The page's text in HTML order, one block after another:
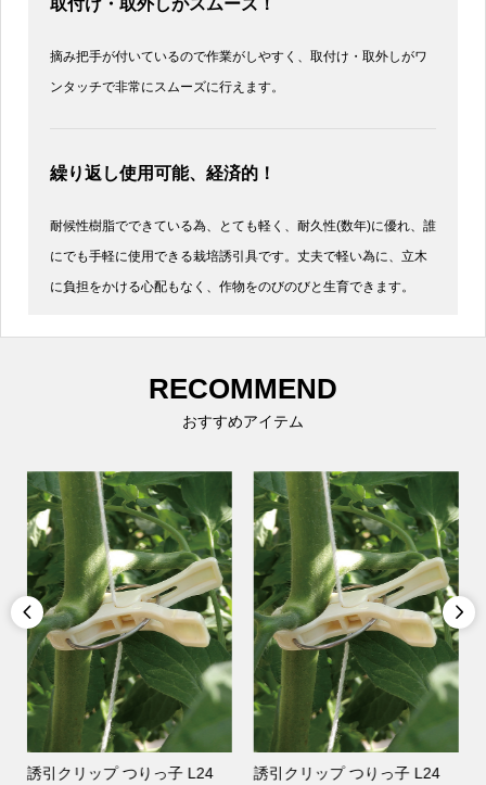
摘み把手が付いているので作業がしやすく、取付け・取外しがワ
ンタッチで非常にスムーズに行えます。
繰り返し使用可能、経済的！
耐候性樹脂でできている為、とても軽く、耐久性(数年)に優れ、誰
にでも手軽に使用できる栽培誘引具です。丈夫で軽い為に、立木
に負担をかける心配もなく、作物をのびのびと生育できます。
RECOMMEND
おすすめアイテム

誘引クリップ つりっ子 L24
誘引クリップ つりっ子 L24
